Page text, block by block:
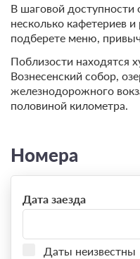
В шаговой доступности
несколько кафетериев
подберете меню,
Поблизости находятся
Вознесенский собор,
железнодорожного
половиной километра.
Номера
Дата заезда
Даты неизвестны